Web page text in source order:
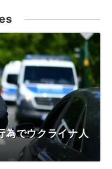
為でウクライナ人